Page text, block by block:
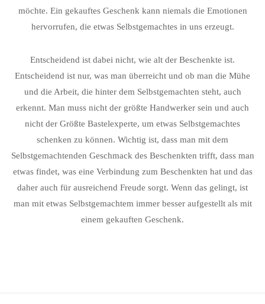
möchte. Ein gekauftes Geschenk kann niemals die Emotionen
hervorrufen, die etwas Selbstgemachtes in uns erzeugt.
Entscheidend ist dabei nicht, wie alt der Beschenkte ist.
Entscheidend ist nur, was man überreicht und ob man die Mühe
und die Arbeit, die hinter dem Selbstgemachten steht, auch
erkennt. Man muss nicht der größte Handwerker sein und auch
nicht der Größte Bastelexperte, um etwas Selbstgemachtes
schenken zu können. Wichtig ist, dass man mit dem
Selbstgemachtenden Geschmack des Beschenkten trifft, dass man
etwas findet, was eine Verbindung zum Beschenkten hat und das
daher auch für ausreichend Freude sorgt. Wenn das gelingt, ist
man mit etwas Selbstgemachtem immer besser aufgestellt als mit
einem gekauften Geschenk.